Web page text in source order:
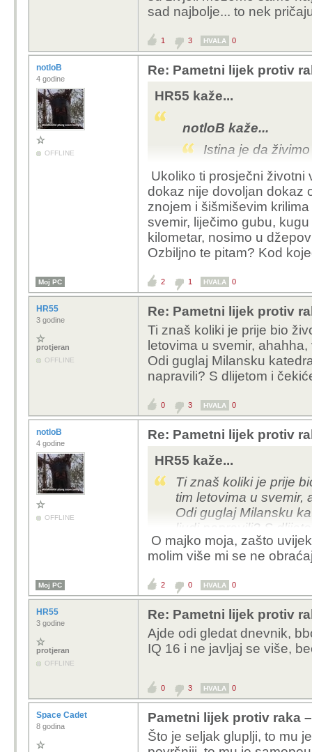
sad najbolje... to nek
1 3 HVALA 0
notloB
4 godine
OFFLINE
Re: Pametni lijek protiv
HR55 kaže...
notloB kaže...
Istina je da
Tu glupost si čuo od
Tko je to dokazao da
potkrijepio?
To što znanost
još jedna gomila
Dovoljno je pogledati
Ljudi su prije imali
kako su živjeli
kako je baš sad
Ukoliko ti prosječni životni
dokaz nije dovoljan dokaz
znojem i šišmiševim
svemir, liječimo gubu,
kilometar, nosimo u
Ozbiljno te pitam? Kod
Moj PC 2 1 HVALA 0
HR55
3 godine
protjeran
OFFLINE
Re: Pametni lijek protiv
Ti znaš koliki je prije bio
letovima u svemir,
Odi guglaj Milansku
napravili? S dlijetom i
0 3 HVALA 0
notloB
4 godine
OFFLINE
Re: Pametni lijek protiv
HR55 kaže...
Ti znaš koliki je prije
tim letovima u svemir,
Odi guglaj Milansku
ljudi napravili? S
O majko moja, zašto
molim više mi se ne
Moj PC 2 0 HVALA 0
HR55
3 godine
protjeran
OFFLINE
Re: Pametni lijek protiv
Ajde odi gledat dnevnik,
IQ 16 i ne javljaj se više,
0 3 HVALA 0
Space Cadet
8 godina
Pametni lijek protiv raka
Što je seljak gluplji, to mu